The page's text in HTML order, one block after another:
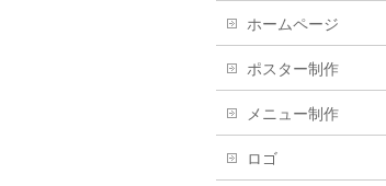
ホームページ
ポスター制作
メニュー制作
ロゴ